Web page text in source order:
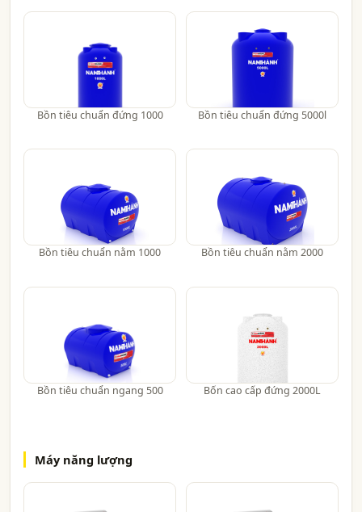
Bồn tiêu chuẩn đứng 1000 Bồn tiêu chuẩn đứng 5000l
Bồn tiêu chuẩn nằm 1000 Bồn tiêu chuẩn nằm 2000
Bồn tiêu chuẩn ngang 500 Bốn cao cấp đứng 2000L
Máy năng lượng